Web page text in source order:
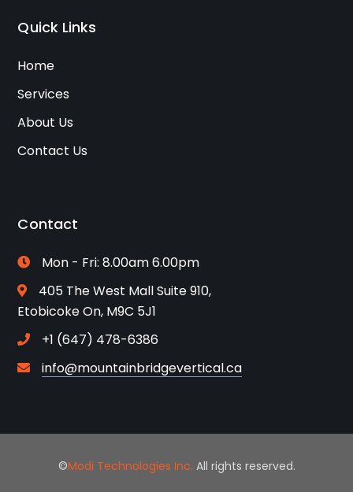
Quick Links
Home
Services
About Us
Contact Us
Contact
Mon - Fri: 8.00am 6.00pm
405 The West Mall Suite 910,
Etobicoke On, M9C 5J1
+1 (647) 478-6386
info@mountainbridgevertical.ca
©Modi Technologies Inc. All rights reserved.